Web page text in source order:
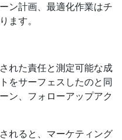
ン計画、最適化作業はチ
ます。
れた責任と測定可能な成
をサーフェスしたのと同
ン、フォローアップアク
れると、マーケティング